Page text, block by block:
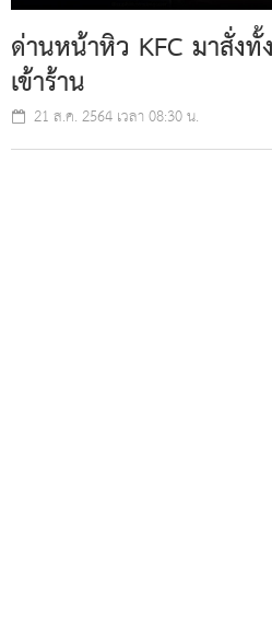
ด่านหน้าหิว KFC มาสั่งทั้
เข้าร้าน
21 ส.ค. 2564 เวลา 08:30 น.